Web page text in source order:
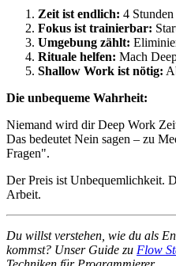
Zeit ist endlich: 4
Fokus ist trainierbar:
Umgebung zählt:
Rituale helfen: Mach
Shallow Work ist nötig:
Die unbequeme Wahrheit:
Niemand wird dir Deep Work
Das bedeutet Nein sagen – zu
Fragen".
Der Preis ist Unbequemlichkeit.
Arbeit.
Du willst verstehen, wie du als
kommst? Unser Guide zu Flow